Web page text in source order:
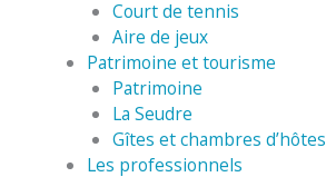
Court de tennis
Aire de jeux
Patrimoine et tourisme
Patrimoine
La Seudre
Gîtes et chambres d’hôtes
Les professionnels